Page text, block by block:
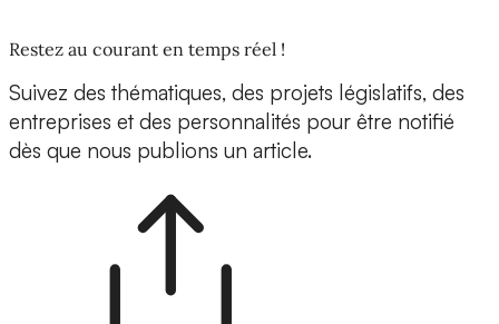
Restez au courant en temps réel !
Suivez des thématiques, des projets législatifs, des
entreprises et des personnalités pour être notifié
dès que nous publions un article.